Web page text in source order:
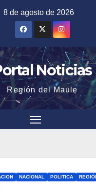
8 de agosto de 2026
Noticias
Región del Maule
NACIONAL POLITICA